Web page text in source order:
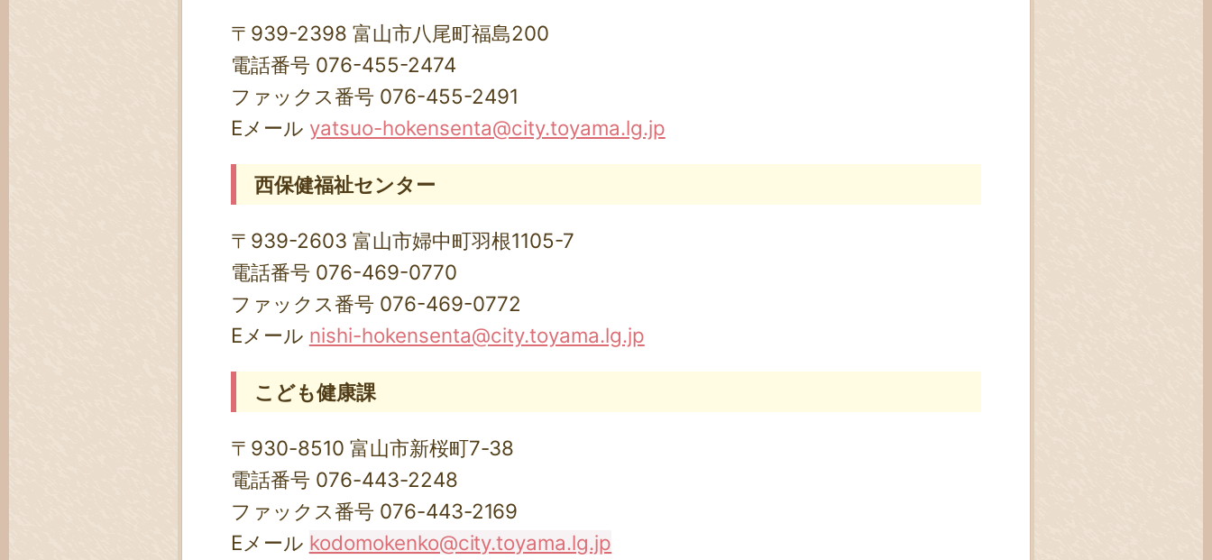
〒939-2398 富山市八尾町福島200
電話番号 076-455-2474
ファックス番号 076-455-2491
Eメール yatsuo-hokensenta@city.toyama.lg.jp
西保健福祉センター
〒939-2603 富山市婦中町羽根1105-7
電話番号 076-469-0770
ファックス番号 076-469-0772
Eメール nishi-hokensenta@city.toyama.lg.jp
こども健康課
〒930-8510 富山市新桜町7-38
電話番号 076-443-2248
ファックス番号 076-443-2169
Eメール kodomokenko@city.toyama.lg.jp